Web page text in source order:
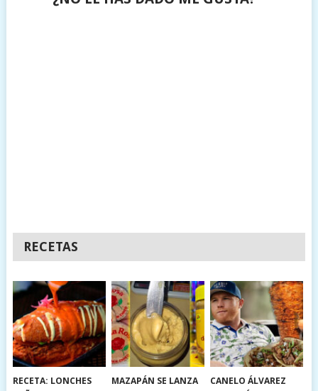
RECETAS
RECETA: LONCHES
MAZAPÁN SE LANZA
CANELO ÁLVAREZ